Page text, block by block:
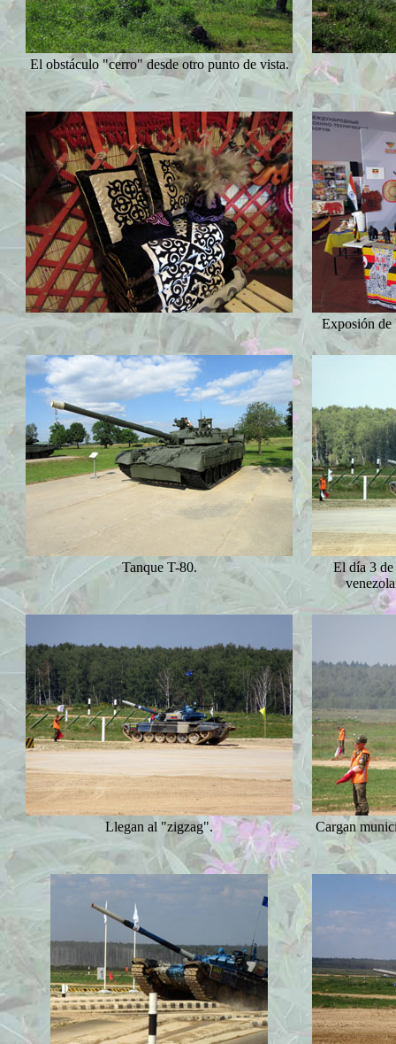
El obstáculo "cerro" desde otro punto de vista.
Exposión de
Tanque T-80.
El día 3 de
Llegan al "zigzag". Cargan